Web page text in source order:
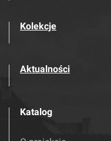
Kolekcje
Aktualności
Katalog